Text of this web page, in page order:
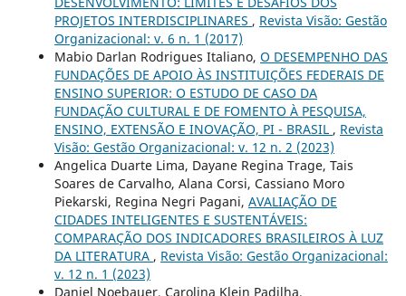
PROJETOS INTERDISCIPLINARES , Revista Visão: Gestão
Organizacional: v. 6 n. 1 (2017)
Mabio Darlan Rodrigues Italiano, O DESEMPENHO DAS
FUNDAÇÕES DE APOIO ÀS INSTITUIÇÕES FEDERAIS DE
ENSINO SUPERIOR: O ESTUDO DE CASO DA
FUNDAÇÃO CULTURAL E DE FOMENTO À PESQUISA,
ENSINO, EXTENSÃO E INOVAÇÃO, PI - BRASIL , Revista
Visão: Gestão Organizacional: v. 12 n. 2 (2023)
Angelica Duarte Lima, Dayane Regina Trage, Tais
Soares de Carvalho, Alana Corsi, Cassiano Moro
Piekarski, Regina Negri Pagani, AVALIAÇÃO DE
CIDADES INTELIGENTES E SUSTENTÁVEIS:
COMPARAÇÃO DOS INDICADORES BRASILEIROS À LUZ
DA LITERATURA , Revista Visão: Gestão Organizacional:
v. 12 n. 1 (2023)
Daniel Noebauer, Carolina Klein Padilha,